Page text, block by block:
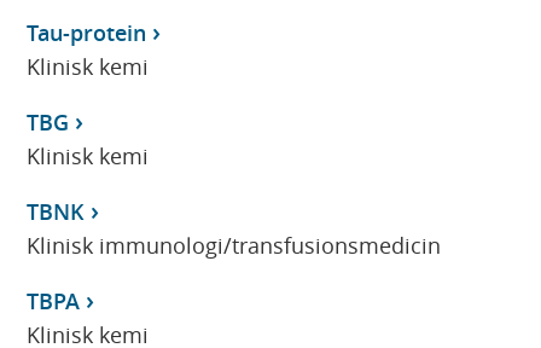
Tau-protein
Klinisk kemi
TBG
Klinisk kemi
TBNK
Klinisk immunologi/transfusionsmedicin
TBPA
Klinisk kemi